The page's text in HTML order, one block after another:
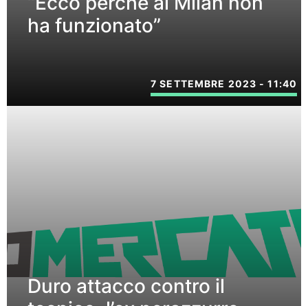
ha funzionato”
7 SETTEMBRE 2023 - 11:40
Duro attacco contro il